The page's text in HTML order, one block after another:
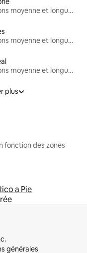
Locations moyenne et longue durée
Locations moyenne et longue durée
Locations moyenne et longue durée
plus
fonction des zones
a Pie
générales